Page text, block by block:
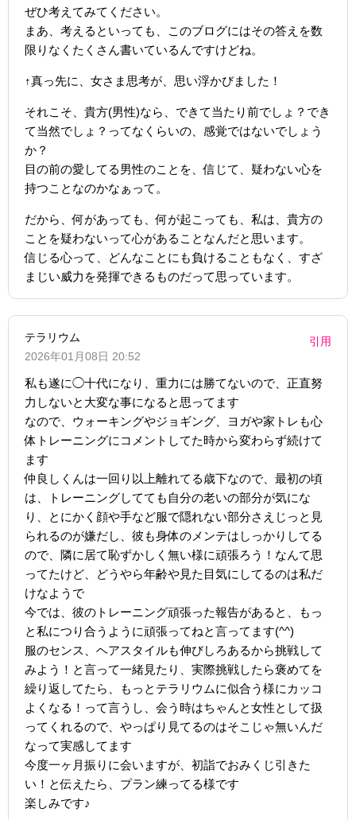
ぜひ考えてみてください。
まあ、考えるといっても、このブログにはその答えを数
限りなくたくさん書いているんですけどね。
↑真っ先に、女さま思考が、思い浮かびました！
それこそ、貴方(男性)なら、できて当たり前でしょ？でき
て当然でしょ？ってなくらいの、感覚ではないでしょう
か？
目の前の愛してる男性のことを、信じて、疑わない心を
持つことなのかなぁって。
だから、何があっても、何が起こっても、私は、貴方の
ことを疑わないって心があることなんだと思います。
信じる心って、どんなことにも負けることもなく、すざ
まじい威力を発揮できるものだって思っています。
テラリウム
2026年01月08日 20:52
引用
私も遂に◯十代になり、重力には勝てないので、正直努
力しないと大変な事になると思ってます
なので、ウォーキングやジョギング、ヨガや家トレも心
体トレーニングにコメントしてた時から変わらず続けて
ます
仲良しくんは一回り以上離れてる歳下なので、最初の頃
は、トレーニングしてても自分の老いの部分が気にな
り、とにかく顔や手など服で隠れない部分さえじっと見
られるのが嫌だし、彼も身体のメンテはしっかりしてる
ので、隣に居て恥ずかしく無い様に頑張ろう！なんて思
ってたけど、どうやら年齢や見た目気にしてるのは私だ
けなようで
今では、彼のトレーニング頑張った報告があると、もっ
と私につり合うように頑張ってねと言ってます(^^)
服のセンス、ヘアスタイルも伸びしろあるから挑戦して
みよう！と言って一緒見たり、実際挑戦したら褒めてを
繰り返してたら、もっとテラリウムに似合う様にカッコ
よくなる！って言うし、会う時はちゃんと女性として扱
ってくれるので、やっぱり見てるのはそこじゃ無いんだ
なって実感してます
今度一ヶ月振りに会いますが、初詣でおみくじ引きた
い！と伝えたら、プラン練ってる様です
楽しみです♪